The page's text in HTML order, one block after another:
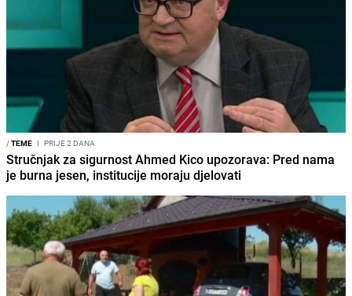
/TEME I PRIJE 2 DANA
Stručnjak za sigurnost Ahmed Kico upozorava: Pred nama
je burna jesen, institucije moraju djelovati